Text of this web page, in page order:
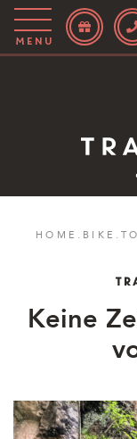
IT
Menu
HOME . BIKE .
Keine